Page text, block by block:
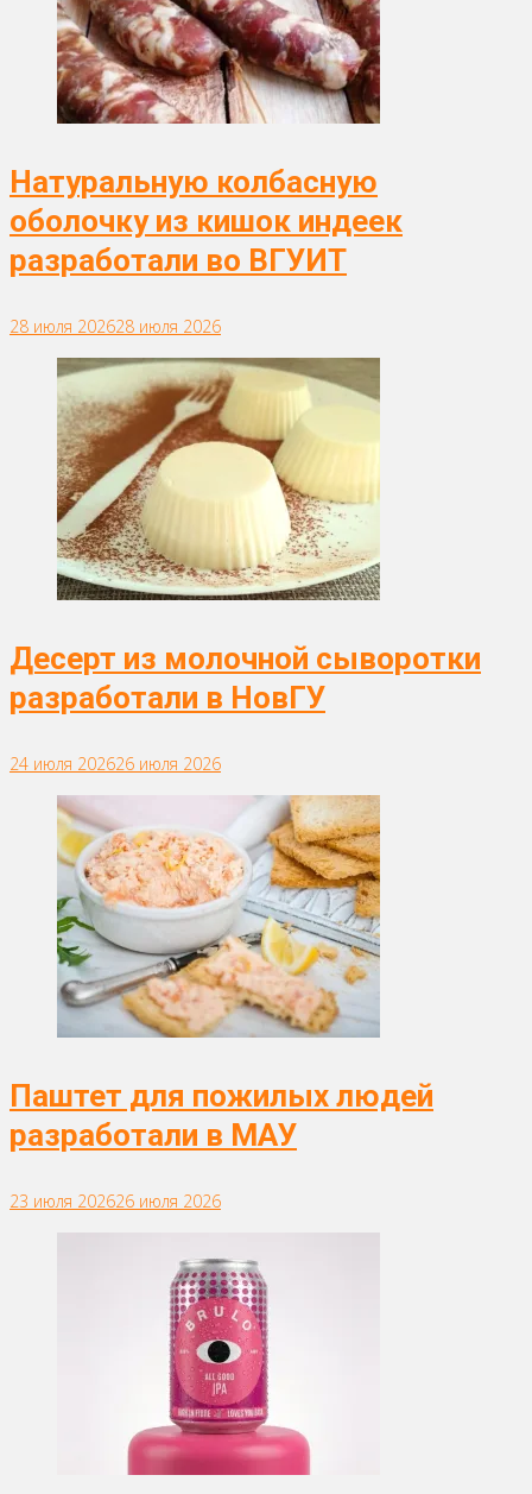
Натуральную колбасную
оболочку из кишок индеек
разработали во ВГУИТ
28 июля 202628 июля 2026
Десерт из молочной сыворотки
разработали в НовГУ
24 июля 202626 июля 2026
Паштет для пожилых людей
разработали в МАУ
23 июля 202626 июля 2026